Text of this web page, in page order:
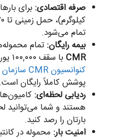
صرفه اقتصادی:
تمام می‌شود.
بیمه رایگان: تمام
CMR با سقف ۱۰۰,۰۰۰ یورو قرار دارند که طبق
کنوانسیون CMR سازمان ملل (UNECE)
پوشش کاملاً رایگان است.
ردیابی لحظه‌ای:
هستند و شما می‌توانید
بارتان را رصد کنید.
امنیت بار: محموله در